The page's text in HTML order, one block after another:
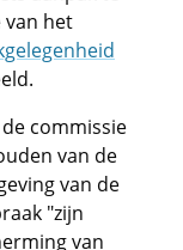
van het
commissie
van de
van de
"zijn
van